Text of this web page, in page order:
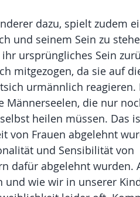
dazu, spielt zudem
und seinem Sein zu
ursprüngliches Sein
mitgezogen, da sie auf
urmännlich reagieren.
die nur
heilen müssen. Das
von Frauen abgelehnt
und Sensibilität von
dafür abgelehnt wurden.
und wie wir in unserer